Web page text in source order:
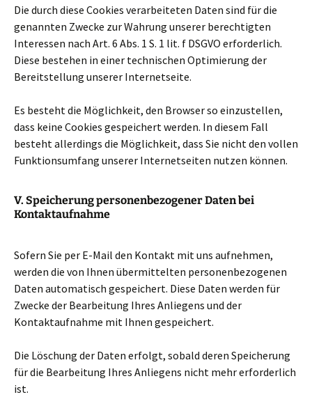
Die durch diese Cookies verarbeiteten Daten sind für die
genannten Zwecke zur Wahrung unserer berechtigten
Interessen nach Art. 6 Abs. 1 S. 1 lit. f DSGVO erforderlich.
Diese bestehen in einer technischen Optimierung der
Bereitstellung unserer Internetseite.
Es besteht die Möglichkeit, den Browser so einzustellen,
dass keine Cookies gespeichert werden. In diesem Fall
besteht allerdings die Möglichkeit, dass Sie nicht den vollen
Funktionsumfang unserer Internetseiten nutzen können.
V. Speicherung personenbezogener Daten bei
Kontaktaufnahme
Sofern Sie per E-Mail den Kontakt mit uns aufnehmen,
werden die von Ihnen übermittelten personenbezogenen
Daten automatisch gespeichert. Diese Daten werden für
Zwecke der Bearbeitung Ihres Anliegens und der
Kontaktaufnahme mit Ihnen gespeichert.
Die Löschung der Daten erfolgt, sobald deren Speicherung
für die Bearbeitung Ihres Anliegens nicht mehr erforderlich
ist.